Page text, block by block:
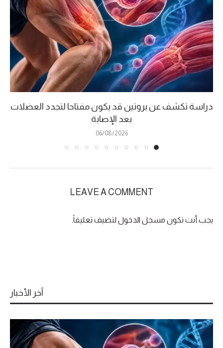
دراسة تكشف عن بروتين قد يكون مفتاحا لتجدد العضلات
بعد الإصابة
06/08/2026
LEAVE A COMMENT
يجب أنت تكون مسجل الدخول لتضيف تعليقاً.
آخر الأخبار